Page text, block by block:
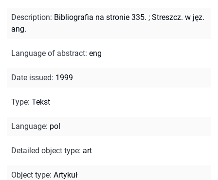
Description: Bibliografia na stronie 335. ; Streszcz. w jęz.
ang.
Language of abstract: eng
Date issued: 1999
Type: Tekst
Language: pol
Detailed object type: art
Object type: Artykuł